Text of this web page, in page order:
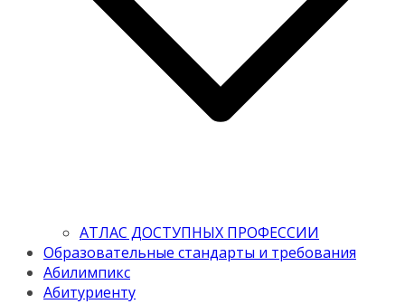
АТЛАС ДОСТУПНЫХ ПРОФЕССИИ
Образовательные стандарты и требования
Абилимпикс
Абитуриенту